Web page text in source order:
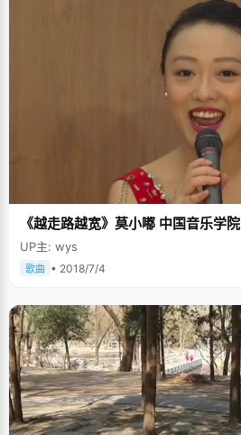
《越走路越宽》莫小嘟 中国音乐学院
UP主: wys
歌曲 • 2018/7/4